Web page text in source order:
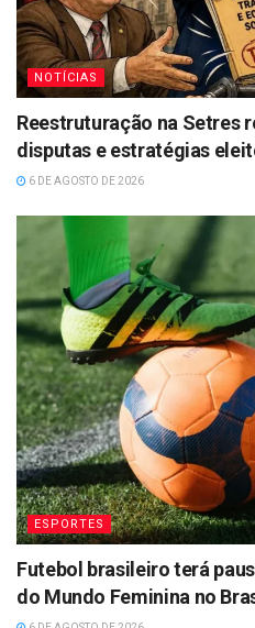
NOTÍCIAS
Reestruturação na Setres
disputas e estratégias
6 DE AGOSTO DE 2026
ESPORTES
Futebol brasileiro terá
do Mundo Feminina no